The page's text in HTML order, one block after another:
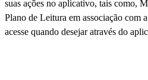
suas ações no aplicativo, tais como,
Plano de Leitura em associação com
acesse quando desejar através do